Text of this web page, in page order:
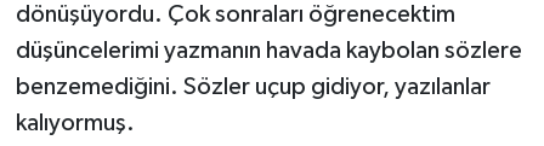
dönüşüyordu. Çok sonraları öğrenecektim
düşüncelerimi yazmanın havada kaybolan sözlere
benzemediğini. Sözler uçup gidiyor, yazılanlar
kalıyormuş.